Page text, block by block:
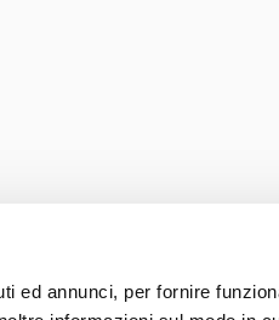
ed annunci, per fornire